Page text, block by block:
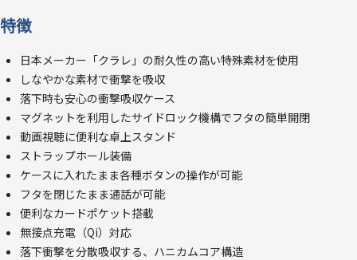
特徴
日本メーカー「クラレ」の耐久性の高い特殊素材を使用
しなやかな素材で衝撃を吸収
落下時も安心の衝撃吸収ケース
マグネットを利用したサイドロック機構でフタの簡単開閉
動画視聴に便利な卓上スタンド
ストラップホール装備
ケースに入れたまま各種ボタンの操作が可能
フタを閉じたまま通話が可能
便利なカードポケット搭載
無接点充電（Qi）対応
落下衝撃を分散吸収する、ハニカムコア構造